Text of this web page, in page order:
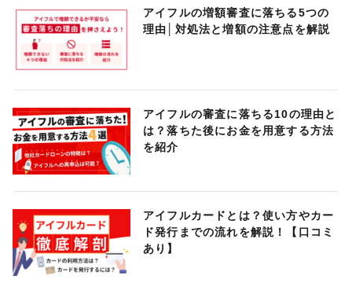
アイフルの増額審査に落ちる5つの
理由│対処法と増額の注意点を解説
アイフルの審査に落ちる10の理由と
は？落ちた後にお金を用意する方法
を紹介
アイフルカードとは？使い方やカー
ド発行までの流れを解説！【口コミ
あり】